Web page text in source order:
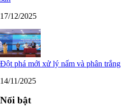
17/12/2025
Đột phá mới xử lý nấm và phân
14/11/2025
Nổi bật